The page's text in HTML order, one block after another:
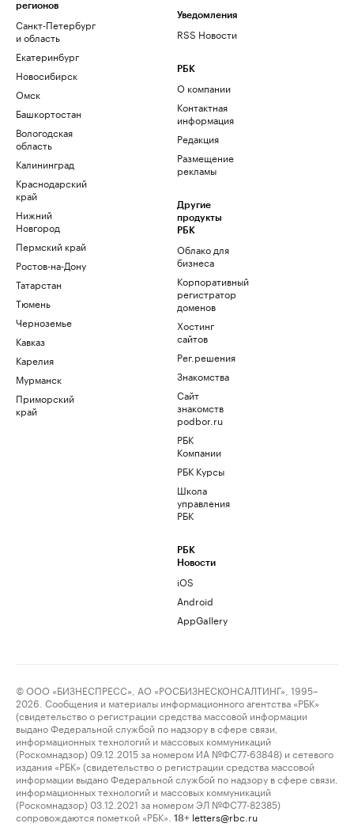
регионов
Санкт-Петербург
и область
Екатеринбург
Новосибирск
Омск
Башкортостан
Вологодская
область
Калининград
Краснодарский
край
Нижний
Новгород
Пермский край
Ростов-на-Дону
Татарстан
Тюмень
Черноземье
Кавказ
Карелия
Мурманск
Приморский
край
Уведомления
RSS Новости
РБК
О компании
Контактная
информация
Редакция
Размещение
рекламы
Другие
продукты
РБК
Облако для
бизнеса
Корпоративный
регистратор
доменов
Хостинг
сайтов
Рег.решения
Знакомства
Сайт
знакомств
podbor.ru
РБК
Компании
РБК Курсы
Школа
управления
РБК
РБК
Новости
iOS
Android
AppGallery
© ООО «БИЗНЕСПРЕСС», АО «РОСБИЗНЕСКОНСАЛТИНГ», 1995–
2026. Сообщения и материалы информационного агентства «РБК»
(свидетельство о регистрации средства массовой информации
выдано Федеральной службой по надзору в сфере связи,
информационных технологий и массовых коммуникаций
(Роскомнадзор) 09.12.2015 за номером ИА №ФС77-63848) и сетевого
издания «РБК» (свидетельство о регистрации средства массовой
информации выдано Федеральной службой по надзору в сфере связи,
информационных технологий и массовых коммуникаций
(Роскомнадзор) 03.12.2021 за номером ЭЛ №ФС77-82385)
сопровождаются пометкой «РБК».
18+ letters@rbc.ru